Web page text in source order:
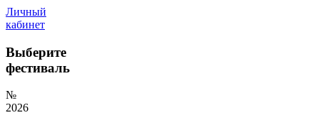
Личный
кабинет
Выберите
фестиваль
№
2026